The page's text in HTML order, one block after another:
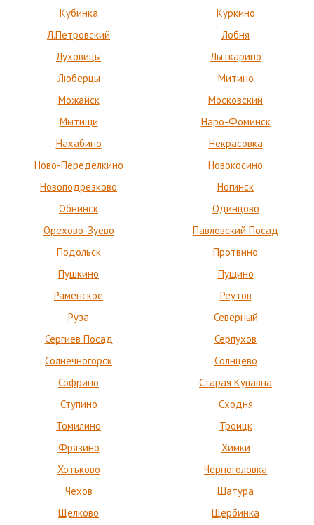
Кубинка
Куркино
Л.Петровский
Лобня
Луховицы
Лыткарино
Люберцы
Митино
Можайск
Московский
Мытищи
Наро-Фоминск
Нахабино
Некрасовка
Ново-Переделкино
Новокосино
Новоподрезково
Ногинск
Обнинск
Одинцово
Орехово-Зуево
Павловский Посад
Подольск
Протвино
Пушкино
Пущино
Раменское
Реутов
Руза
Северный
Сергиев Посад
Серпухов
Солнечногорск
Солнцево
Софрино
Старая Купавна
Ступино
Сходня
Томилино
Троицк
Фрязино
Химки
Хотьково
Черноголовка
Чехов
Шатура
Щелково
Щербинка